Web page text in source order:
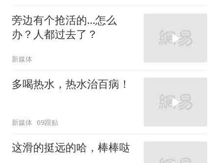
旁边有个抢活的…怎么
办？人都过去了？
新媒体
多喝热水，热水治百病！
新媒体 69跟贴
这滑的挺远的哈，棒棒哒